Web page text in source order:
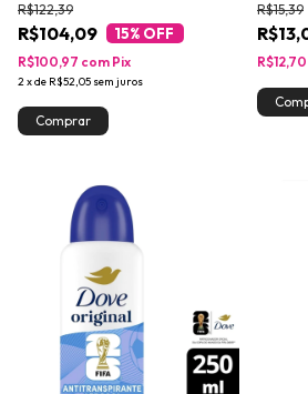
R$104,09
R$122,39
15% OFF
2xde R$52,05 sem juros
R$100,97 com Pix
R$15,39
R$12,70